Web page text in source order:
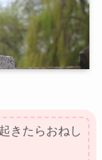
きたらおねし